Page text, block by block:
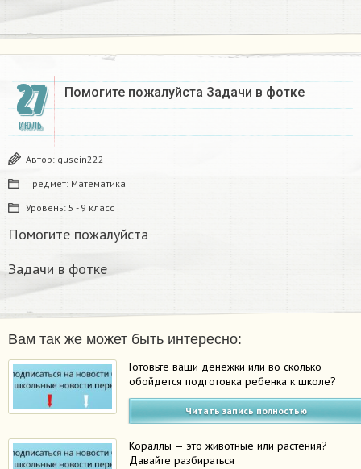
27
ИЮЛЬ
Помогите пожалуйста Задачи в фотке
Автор: gusein222
Предмет: Математика
Уровень: 5 - 9 класс
Помогите пожалуйста
Задачи в фотке
Вам так же может быть интересно:
Готовьте ваши денежки или во сколько
обойдется подготовка ребенка к школе?
Читать запись полностью
Кораллы — это животные или растения?
Давайте разбираться